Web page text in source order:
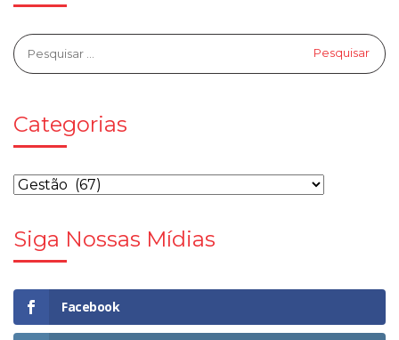
Categorias
Siga Nossas Mídias
Facebook